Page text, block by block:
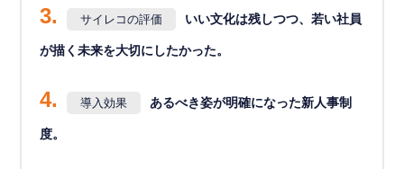
3. サイレコの評価 いい文化は残しつつ、若い社員
が描く未来を大切にしたかった。
4. 導入効果 あるべき姿が明確になった新人事制
度。